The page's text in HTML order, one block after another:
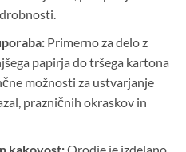
Primerno za delo z
papirja do tršega kartona
možnosti za ustvarjanje
prazničnih okraskov in